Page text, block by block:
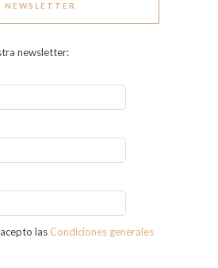
NEWSLETTER
newsletter:
las Condiciones generales